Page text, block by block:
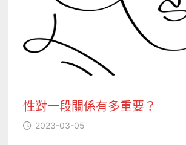
性對一段關係有多重要？
2023-03-05